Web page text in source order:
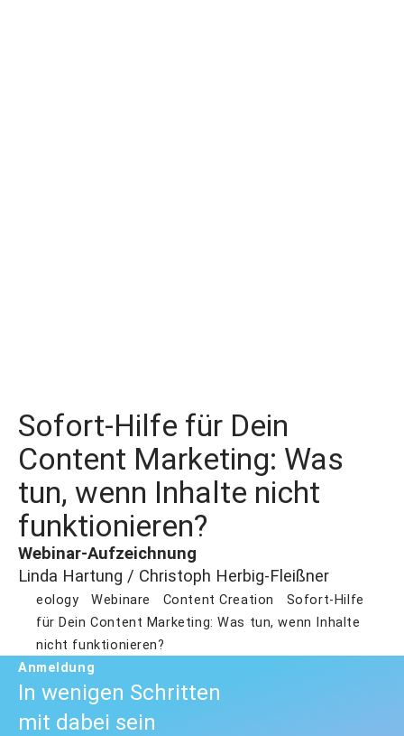
Sofort-Hilfe für Dein
Content Marketing: Was
tun, wenn Inhalte nicht
funktionieren?
Webinar-Aufzeichnung
Linda Hartung / Christoph Herbig-Fleißner
eology Webinare Content Creation
Sofort-Hilfe
für Dein Content Marketing: Was tun, wenn Inhalte
nicht funktionieren?
Anmeldung
In wenigen Schritten
mit dabei sein